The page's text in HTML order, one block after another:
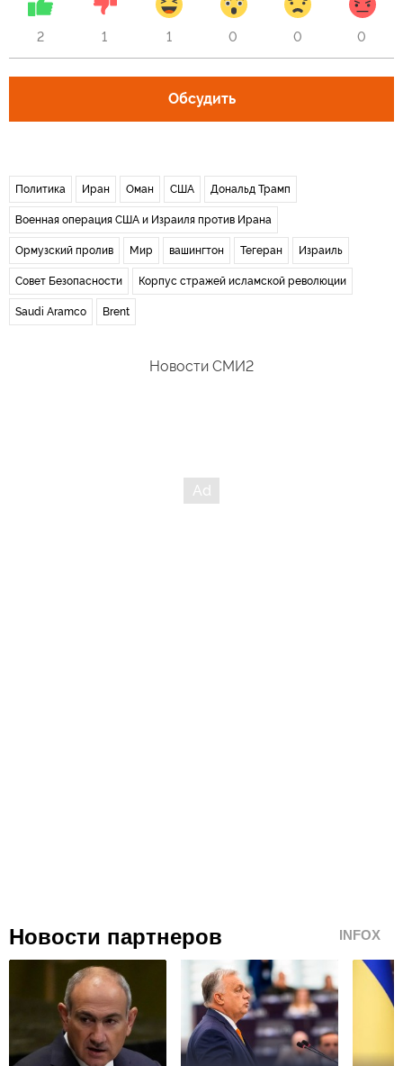
2 1 1 0 0 0
Обсудить
Политика Иран Оман США Дональд Трамп
Военная операция США и Израиля против Ирана
Ормузский пролив Мир вашингтон Тегеран Израиль
Совет Безопасности Корпус стражей исламской революции
Saudi Aramco Brent
Новости СМИ2
Новости партнеров INFOX